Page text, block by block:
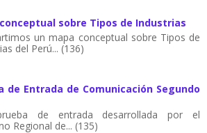
sobre Tipos de Industrias
un mapa conceptual sobre Tipos de
del Perú... (136)
de Entrada de Comunicación Segundo
de entrada desarrollada por el
Regional de... (135)